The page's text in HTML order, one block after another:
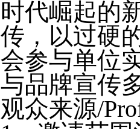
时代崛起的
传，以过硬
会参与单位
与品牌宣传
观众来源/